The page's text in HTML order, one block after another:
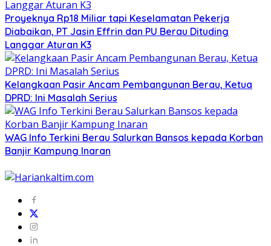
Proyeknya Rp18 Miliar tapi Keselamatan Pekerja
Diabaikan, PT Jasin Effrin dan PU Berau Dituding
Langgar Aturan K3
Kelangkaan Pasir Ancam Pembangunan Berau, Ketua
DPRD: Ini Masalah Serius
WAG Info Terkini Berau Salurkan Bansos kepada Korban
Banjir Kampung Inaran